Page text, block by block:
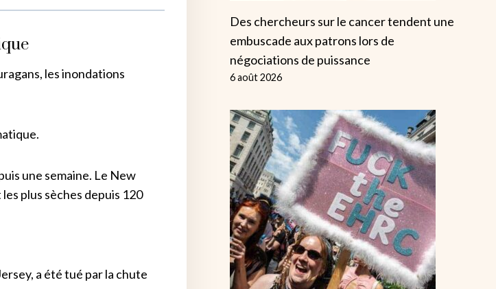
les inondations
une semaine. Le New
plus sèches depuis 120
a été tué par la chute
Des chercheurs sur le cancer tendent une
embuscade aux patrons lors de
négociations de puissance
6 août 2026